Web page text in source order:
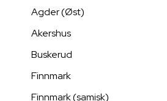
Agder (Øst)
Akershus
Buskerud
Finnmark
Finnmark (samisk)